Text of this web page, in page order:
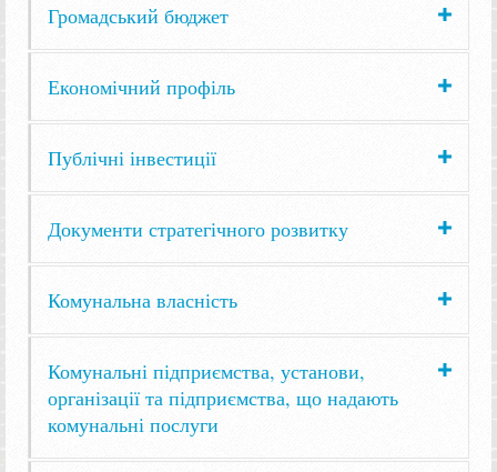
Громадський бюджет
Економічний профіль
Публічні інвестиції
Документи стратегічного розвитку
Комунальна власність
Комунальні підприємства, установи,
організації та підприємства, що надають
комунальні послуги